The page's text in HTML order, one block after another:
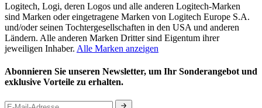
Logitech, Logi, deren Logos und alle anderen Logitech-Marken
sind Marken oder eingetragene Marken von Logitech Europe S.A.
und/oder seinen Tochtergesellschaften in den USA und anderen
Ländern. Alle anderen Marken Dritter sind Eigentum ihrer
jeweiligen Inhaber. Alle Marken anzeigen
Abonnieren Sie unseren Newsletter, um Ihr Sonderangebot und
exklusive Vorteile zu erhalten.